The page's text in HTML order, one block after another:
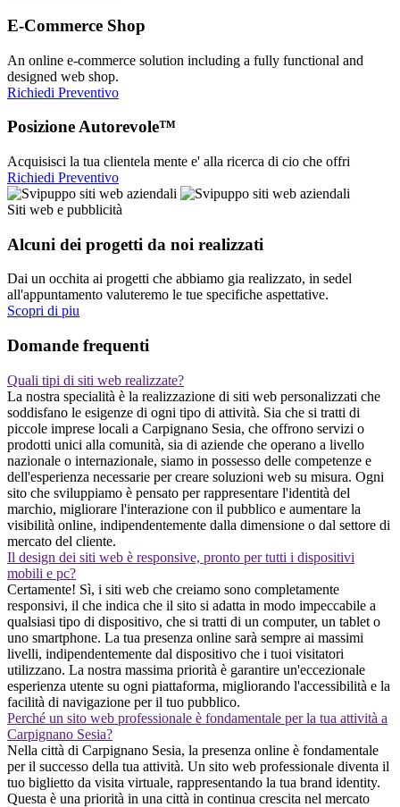
E-Commerce Shop
An online e-commerce solution including a fully functional and
designed web shop.
Richiedi Preventivo
Posizione Autorevole™
Acquisisci la tua clientela mente e' alla ricerca di cio che offri
Richiedi Preventivo
Siti web e pubblicità
Alcuni dei progetti da noi realizzati
Dai un occhita ai progetti che abbiamo gia realizzato, in sedel
all'appuntamento valuteremo le tue specifiche aspettative.
Scopri di piu
Domande frequenti
Quali tipi di siti web realizzate?
La nostra specialità è la realizzazione di siti web personalizzati che
soddisfano le esigenze di ogni tipo di attività. Sia che si tratti di
piccole imprese locali a Carpignano Sesia, che offrono servizi o
prodotti unici alla comunità, sia di aziende che operano a livello
nazionale o internazionale, siamo in possesso delle competenze e
dell'esperienza necessarie per creare soluzioni web su misura. Ogni
sito che sviluppiamo è pensato per rappresentare l'identità del
marchio, migliorare l'interazione con il pubblico e aumentare la
visibilità online, indipendentemente dalla dimensione o dal settore di
mercato del cliente.
Il design dei siti web è responsive, pronto per tutti i dispositivi
mobili e pc?
Certamente! Sì, i siti web che creiamo sono completamente
responsivi, il che indica che il sito si adatta in modo impeccabile a
qualsiasi tipo di dispositivo, che si tratti di un computer, un tablet o
uno smartphone. La tua presenza online sarà sempre ai massimi
livelli, indipendentemente dal dispositivo che i tuoi visitatori
utilizzano. La nostra massima priorità è garantire un'eccezionale
esperienza utente su ogni piattaforma, migliorando l'accessibilità e la
facilità di navigazione per il tuo pubblico.
Perché un sito web professionale è fondamentale per la tua attività a
Carpignano Sesia?
Nella città di Carpignano Sesia, la presenza online è fondamentale
per il successo della tua attività. Un sito web professionale diventa il
tuo biglietto da visita virtuale, rappresentando la tua brand identity.
Questa è una priorità in una città in continua crescita nel mercato